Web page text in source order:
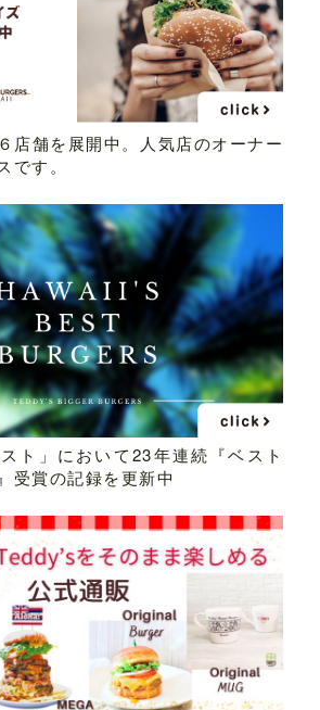
店舗を展開中。人気店のオーナー
です。
スト」において23年連続『ベスト
受賞の記録を更新中